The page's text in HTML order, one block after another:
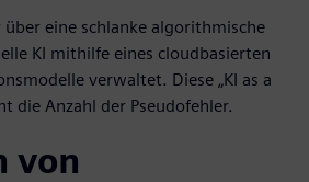
eine schlanke algorithmische
KI mithilfe eines cloudbasierten
verwaltet. Diese „KI as a
die Anzahl der Pseudofehler.
von